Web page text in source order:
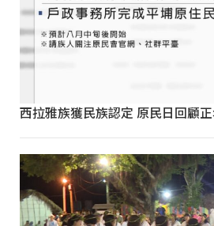
西拉雅族獲民族認定 原民日回顧